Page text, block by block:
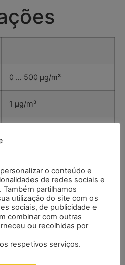
0 … 500 µg/m³
1 µg/m³
<400 µg/m³: ±(10 µg/m³ +
30 dígitos)
>400 µg/m³: ±(10 µg/m³ +
50 dígitos)
o conteúdo e
de redes sociais e
partilhamos
utilização do site com os
sociais, de publicidade e
combinar com outras
ou recolhidas por
respetivos serviços.